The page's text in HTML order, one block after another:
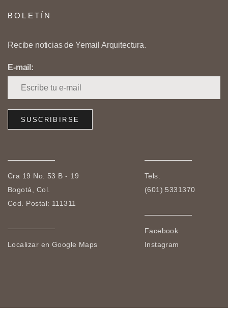
BOLETÍN
Recibe noticias de Yemail Arquitectura.
E-mail:
Cra 19 No. 53 B - 19
Bogotá, Col.
Cod. Postal: 111311
Localizar en Google Maps
Tels.
(601) 5331370
Facebook
Instagram